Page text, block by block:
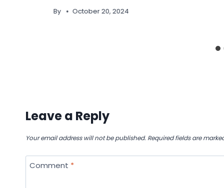
By October 20, 2024
Leave a Reply
Your email address will not be published. Required fields are
Comment *